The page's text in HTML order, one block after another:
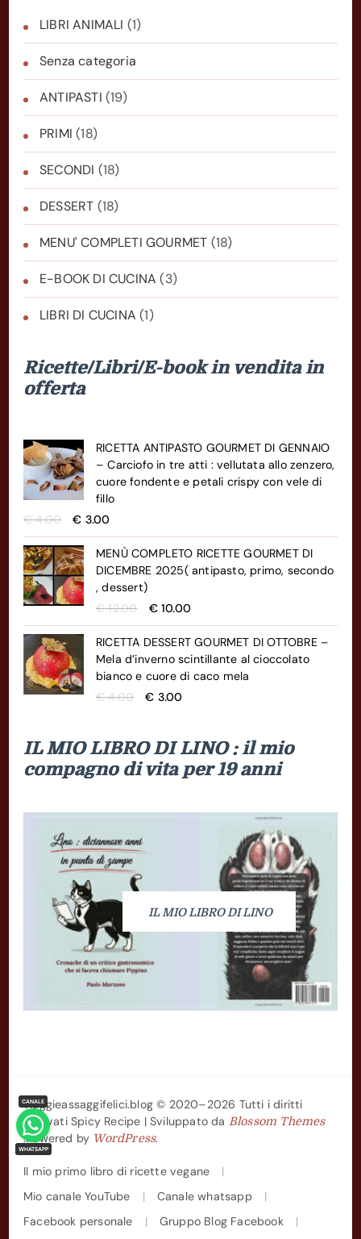
LIBRI ANIMALI (1)
Senza categoria
ANTIPASTI (19)
PRIMI (18)
SECONDI (18)
DESSERT (18)
MENU' COMPLETI GOURMET (18)
E-BOOK DI CUCINA (3)
LIBRI DI CUCINA (1)
Ricette/Libri/E-book in vendita in
offerta
RICETTA ANTIPASTO GOURMET DI GENNAIO
– Carciofo in tre atti : vellutata allo zenzero,
cuore fondente e petali crispy con vele di
fillo
€4.00
prezzo
originale
era:
€ 4.00.
€ 3.00Il
prezzo
attuale
è:
€ 3.00.
MENÙ COMPLETO RICETTE GOURMET DI
DICEMBRE 2025( antipasto, primo, secondo
, dessert)
€12.00
prezzo
originale
era:
€ 12.00.
€10.00Il
prezzo
attuale
è:
€ 10.00.
RICETTA DESSERT GOURMET DI OTTOBRE –
Mela d’inverno scintillante al cioccolato
bianco e cuore di caco mela
€4.00
era:
€ 4.00.
€ 3.00Il
è:
€ 3.00.
IL MIO LIBRO DI LINO : il mio
compagno di vita per 19 anni
IL MIO LIBRO DI LINO
viaggieassaggifelici.blog © 2020–2026 Tutti i diritti
riservatiSpicy Recipe | Sviluppato da Blossom Themes
.Powered by WordPress.
Il mio primo libro di ricette vegane
Mio canale YouTube
Canale whatsapp
Facebook personale
Gruppo Blog Facebook